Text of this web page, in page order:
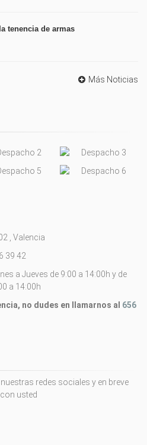
tenencia de armas
Más Noticias
, Valencia
39 42
a Jueves de 9:00 a 14:00h y de
a 14:00h
no dudes en llamarnos al 656
redes sociales y en breve
usted